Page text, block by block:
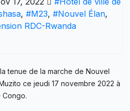
, #M23, #Nouvel Élan,
RDC-Rwanda
tenue de la marche de Nouvel
ce jeudi 17 novembre 2022 à
Congo.